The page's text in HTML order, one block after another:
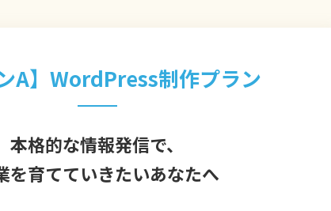
A】 WordPress制作プラン
本格的な情報発信で、
を育てていきたいあなたへ